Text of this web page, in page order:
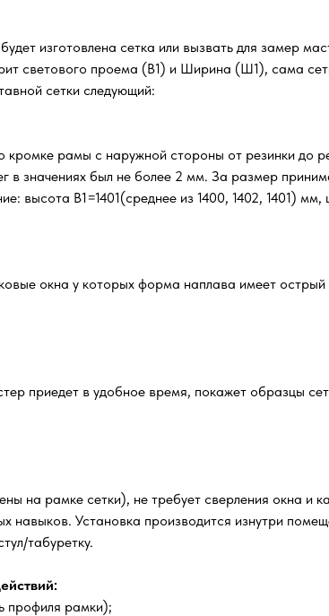
изготовлена сетка или вызвать для замер
светового проема (В1) и Ширина (Ш1), сама
сетки следующий:
рамы с наружной стороны от резинки до
значениях был не более 2 мм. За размер
высота В1=1401(среднее из 1400, 1402, 1401)
окна у которых форма наплава имеет острый
приедет в удобное время, покажет образцы
на рамке сетки), не требует сверления окна и
Установка производится изнутри
табуретку.
профиля рамки);